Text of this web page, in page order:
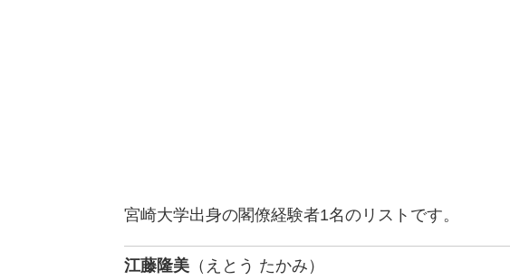
宮崎大学出身の閣僚経験者1名のリストです。
江藤隆美 （えとう たかみ）